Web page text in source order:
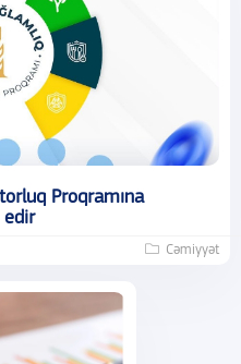
Proqramına
edir
Cəmiyyət